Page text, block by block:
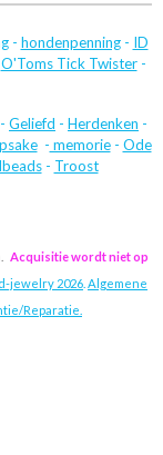
- hondenpenning- ID
O'Toms Tick Twister-
- Geliefd - Herdenken -
- memorie- Ode
- Troost
Acquisitie wordt niet op
jewelry 2026 Algemene
Reparatie.